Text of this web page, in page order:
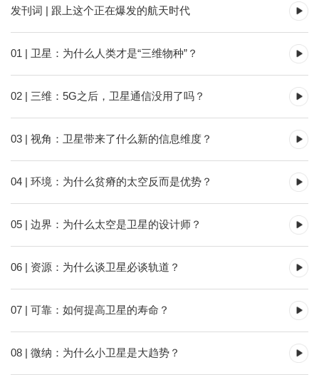
发刊词 | 跟上这个正在爆发的航天时代
01 | 卫星：为什么人类才是“三维物种”？
02 | 三维：5G之后，卫星通信没用了吗？
03 | 视角：卫星带来了什么新的信息维度？
04 | 环境：为什么贫瘠的太空反而是优势？
05 | 边界：为什么太空是卫星的设计师？
06 | 资源：为什么谈卫星必谈轨道？
07 | 可靠：如何提高卫星的寿命？
08 | 微纳：为什么小卫星是大趋势？